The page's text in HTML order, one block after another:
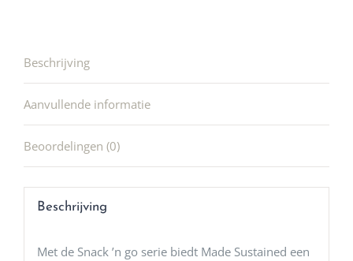
Beschrijving
Aanvullende informatie
Beoordelingen (0)
Beschrijving
Met de Snack ’n go serie biedt Made Sustained een